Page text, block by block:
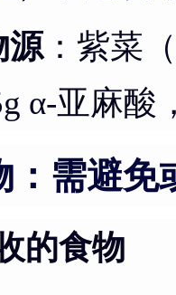
源：紫菜
α-亚麻
：需避免
的食物